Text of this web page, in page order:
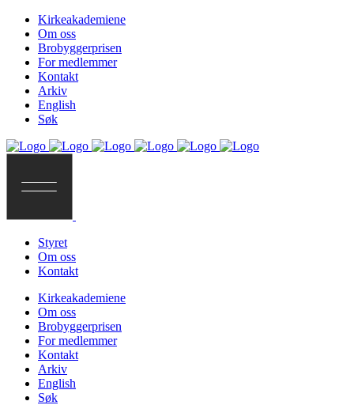
Kirkeakademiene
Om oss
Brobyggerprisen
For medlemmer
Kontakt
Arkiv
English
Søk
Styret
Om oss
Kontakt
Kirkeakademiene
Om oss
Brobyggerprisen
For medlemmer
Kontakt
Arkiv
English
Søk